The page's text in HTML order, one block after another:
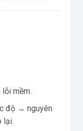
lỗi mềm.
độ → nguyên
lại.